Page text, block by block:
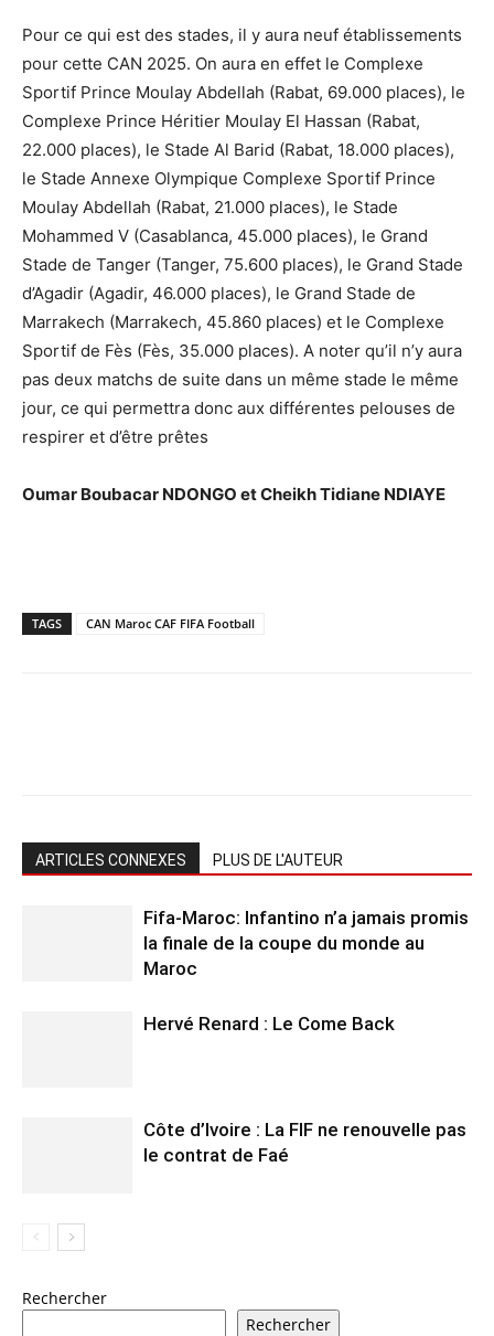
Pour ce qui est des stades, il y aura neuf établissements
pour cette CAN 2025. On aura en effet le Complexe
Sportif Prince Moulay Abdellah (Rabat, 69.000 places), le
Complexe Prince Héritier Moulay El Hassan (Rabat,
22.000 places), le Stade Al Barid (Rabat, 18.000 places),
le Stade Annexe Olympique Complexe Sportif Prince
Moulay Abdellah (Rabat, 21.000 places), le Stade
Mohammed V (Casablanca, 45.000 places), le Grand
Stade de Tanger (Tanger, 75.600 places), le Grand Stade
d’Agadir (Agadir, 46.000 places), le Grand Stade de
Marrakech (Marrakech, 45.860 places) et le Complexe
Sportif de Fès (Fès, 35.000 places). A noter qu’il n’y aura
pas deux matchs de suite dans un même stade le même
jour, ce qui permettra donc aux différentes pelouses de
respirer et d’être prêtes
Oumar Boubacar NDONGO et Cheikh Tidiane NDIAYE
TAGS CAN Maroc CAF FIFA Football
ARTICLES CONNEXES PLUS DE L'AUTEUR
Fifa-Maroc: Infantino n’a jamais promis
la finale de la coupe du monde au
Maroc
Hervé Renard : Le Come Back
Côte d’Ivoire : La FIF ne renouvelle pas
le contrat de Faé
Rechercher
Rechercher